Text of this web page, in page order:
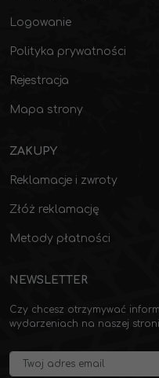
Logowanie
Polityka prywatności
Rejestracja
Mapa strony
ZAKUPY
Reklamacje i zwroty
Złóż reklamację
Metody płatności
NEWSLETTER
Czy chcesz otrzymywać
wydarzeniach na naszej